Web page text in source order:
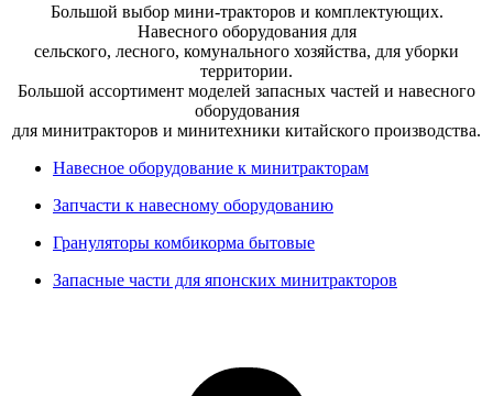
Большой выбор мини-тракторов и комплектующих.
Навесного оборудования для
сельского, лесного, комунального хозяйства, для уборки
территории.
Большой ассортимент моделей запасных частей и навесного
оборудования
для минитракторов и минитехники китайского производства.
Навесное оборудование к минитракторам
Запчасти к навесному оборудованию
Грануляторы комбикорма бытовые
Запасные части для японских минитракторов